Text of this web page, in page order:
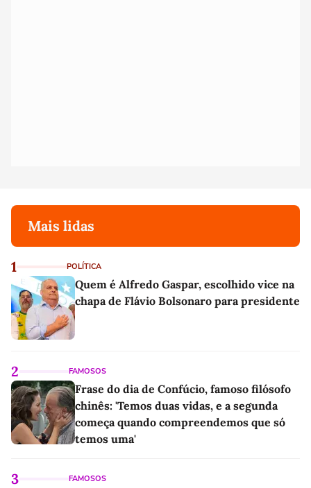
Mais lidas
1 POLÍTICA
Quem é Alfredo Gaspar, escolhido vice na
chapa de Flávio Bolsonaro para presidente
2 FAMOSOS
Frase do dia de Confúcio, famoso filósofo
chinês: 'Temos duas vidas, e a segunda
começa quando compreendemos que só
temos uma'
3 FAMOSOS